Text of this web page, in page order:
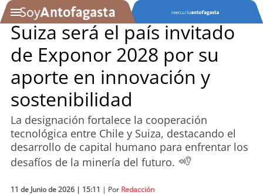
SOYTV
Podcast
Actualidad
Entretención
Economía
Suiza será el país invitado
de Exponor 2028 por su
aporte en innovación y
sostenibilidad
La designación fortalece la cooperación
tecnológica entre Chile y Suiza, destacando el
desarrollo de capital humano para enfrentar los
desafíos de la minería del futuro.
11 de Junio de 2026 | 15:11 | Por Redacción